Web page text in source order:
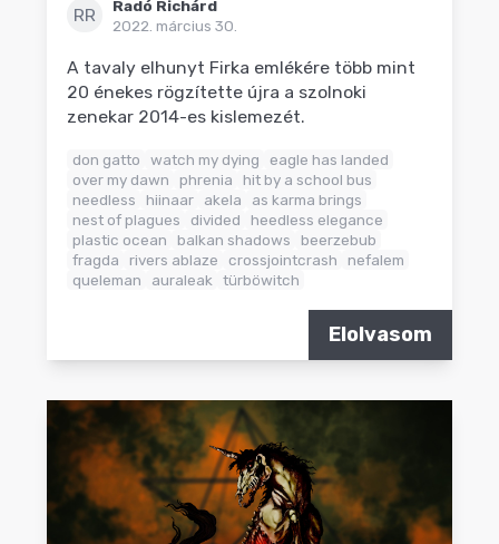
RR
Radó Richárd
2022. március 30.
A tavaly elhunyt Firka emlékére több mint
20 énekes rögzítette újra a szolnoki
zenekar 2014-es kislemezét.
don gatto watch my dying
eagle has landed
over my dawn
phrenia
hit by a school bus
needless
hiinaar akela
as karma brings
nest of plagues
divided
heedless elegance
plastic ocean
balkan shadows
beerzebub
fragda
rivers ablaze crossjointcrash
nefalem
queleman
auraleak türböwitch
Elolvasom